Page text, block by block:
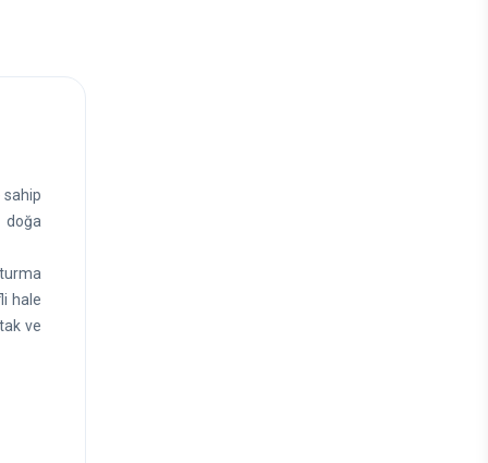
sahip
doğa
hale
ve